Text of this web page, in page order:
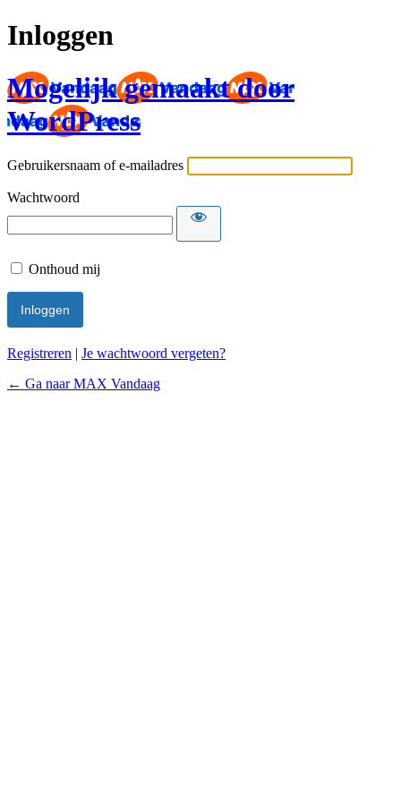
Inloggen
Mogelijk gemaakt door
WordPress
Gebruikersnaam of e-mailadres
Wachtwoord
Onthoud mij
Registreren | Je wachtwoord vergeten?
← Ga naar MAX Vandaag